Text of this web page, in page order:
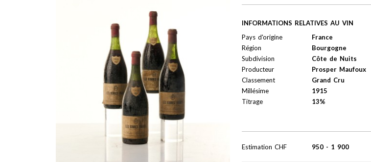
INFORMATIONS RELATIVES AU VIN
Pays d'origine
France
Région
Bourgogne
Subdivision
Côte de Nuits
Producteur
Prosper Maufoux
Classement
Grand Cru
Millésime
1915
Titrage
13%
Estimation CHF 950 - 1 900